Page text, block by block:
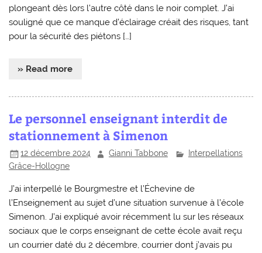
plongeant dès lors l’autre côté dans le noir complet. J’ai
souligné que ce manque d’éclairage créait des risques, tant
pour la sécurité des piétons […]
» Read more
Le personnel enseignant interdit de
stationnement à Simenon
12 décembre 2024 Gianni Tabbone
Interpellations
Grâce-Hollogne
J’ai interpellé le Bourgmestre et l’Échevine de
l’Enseignement au sujet d’une situation survenue à l’école
Simenon. J’ai expliqué avoir récemment lu sur les réseaux
sociaux que le corps enseignant de cette école avait reçu
un courrier daté du 2 décembre, courrier dont j’avais pu